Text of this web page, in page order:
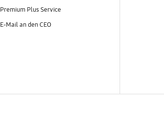
Premium Plus Service
E-Mail an den CEO